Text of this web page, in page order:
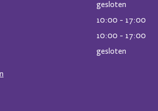
gesloten
10:00 - 17:00
10:00 - 17:00
gesloten